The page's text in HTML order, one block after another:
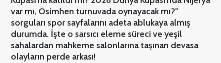
var mı, Osimhen turnuvada oynayacak mı?"
sorguları spor sayfalarını adeta ablukaya almış
durumda. İşte o sarsıcı eleme süreci ve yeşil
sahalardan mahkeme salonlarına taşınan devasa
olayların perde arkası!